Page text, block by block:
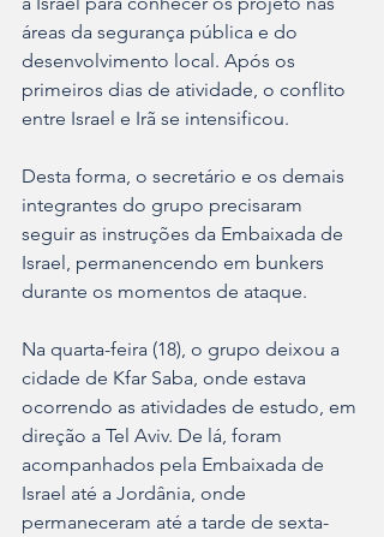
áreas da segurança pública e do
desenvolvimento local. Após os
primeiros dias de atividade, o conflito
entre Israel e Irã se intensificou.
Desta forma, o secretário e os demais
integrantes do grupo precisaram
seguir as instruções da Embaixada de
Israel, permanencendo em bunkers
durante os momentos de ataque.
Na quarta-feira (18), o grupo deixou a
cidade de Kfar Saba, onde estava
ocorrendo as atividades de estudo, em
direção a Tel Aviv. De lá, foram
acompanhados pela Embaixada de
Israel até a Jordânia, onde
permaneceram até a tarde de sexta-